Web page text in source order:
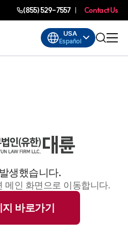
(855) 529-7557 Contact Us
USA
Español
생했습니다.
메인 화면으로 이동합니다.
지 바로가기